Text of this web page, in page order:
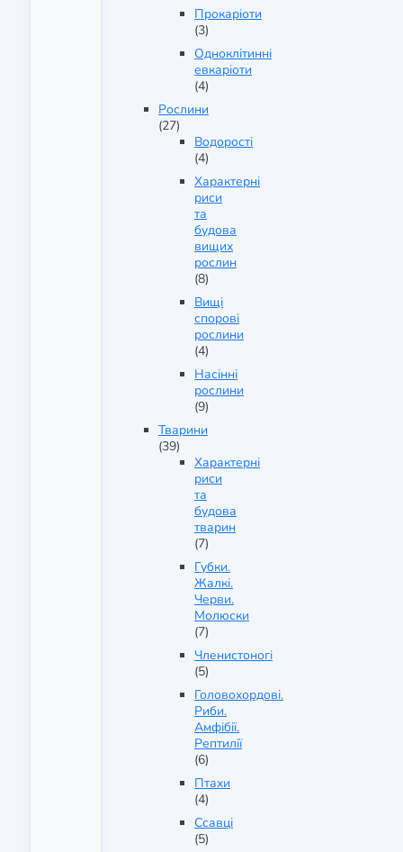
Прокаріоти
(3)
Одноклітинні
евкаріоти
(4)
Рослини
(27)
Водорості
(4)
Характерні
риси
та
будова
вищих
рослин
(8)
Вищі
спорові
рослини
(4)
Насінні
рослини
(9)
Тварини
(39)
Характерні
риси
та
будова
тварин
(7)
Губки.
Жалкі.
Черви.
Молюски
(7)
Членистоногі
(5)
Головохордові.
Риби.
Амфібії.
Рептилії
(6)
Птахи
(4)
Ссавці
(5)